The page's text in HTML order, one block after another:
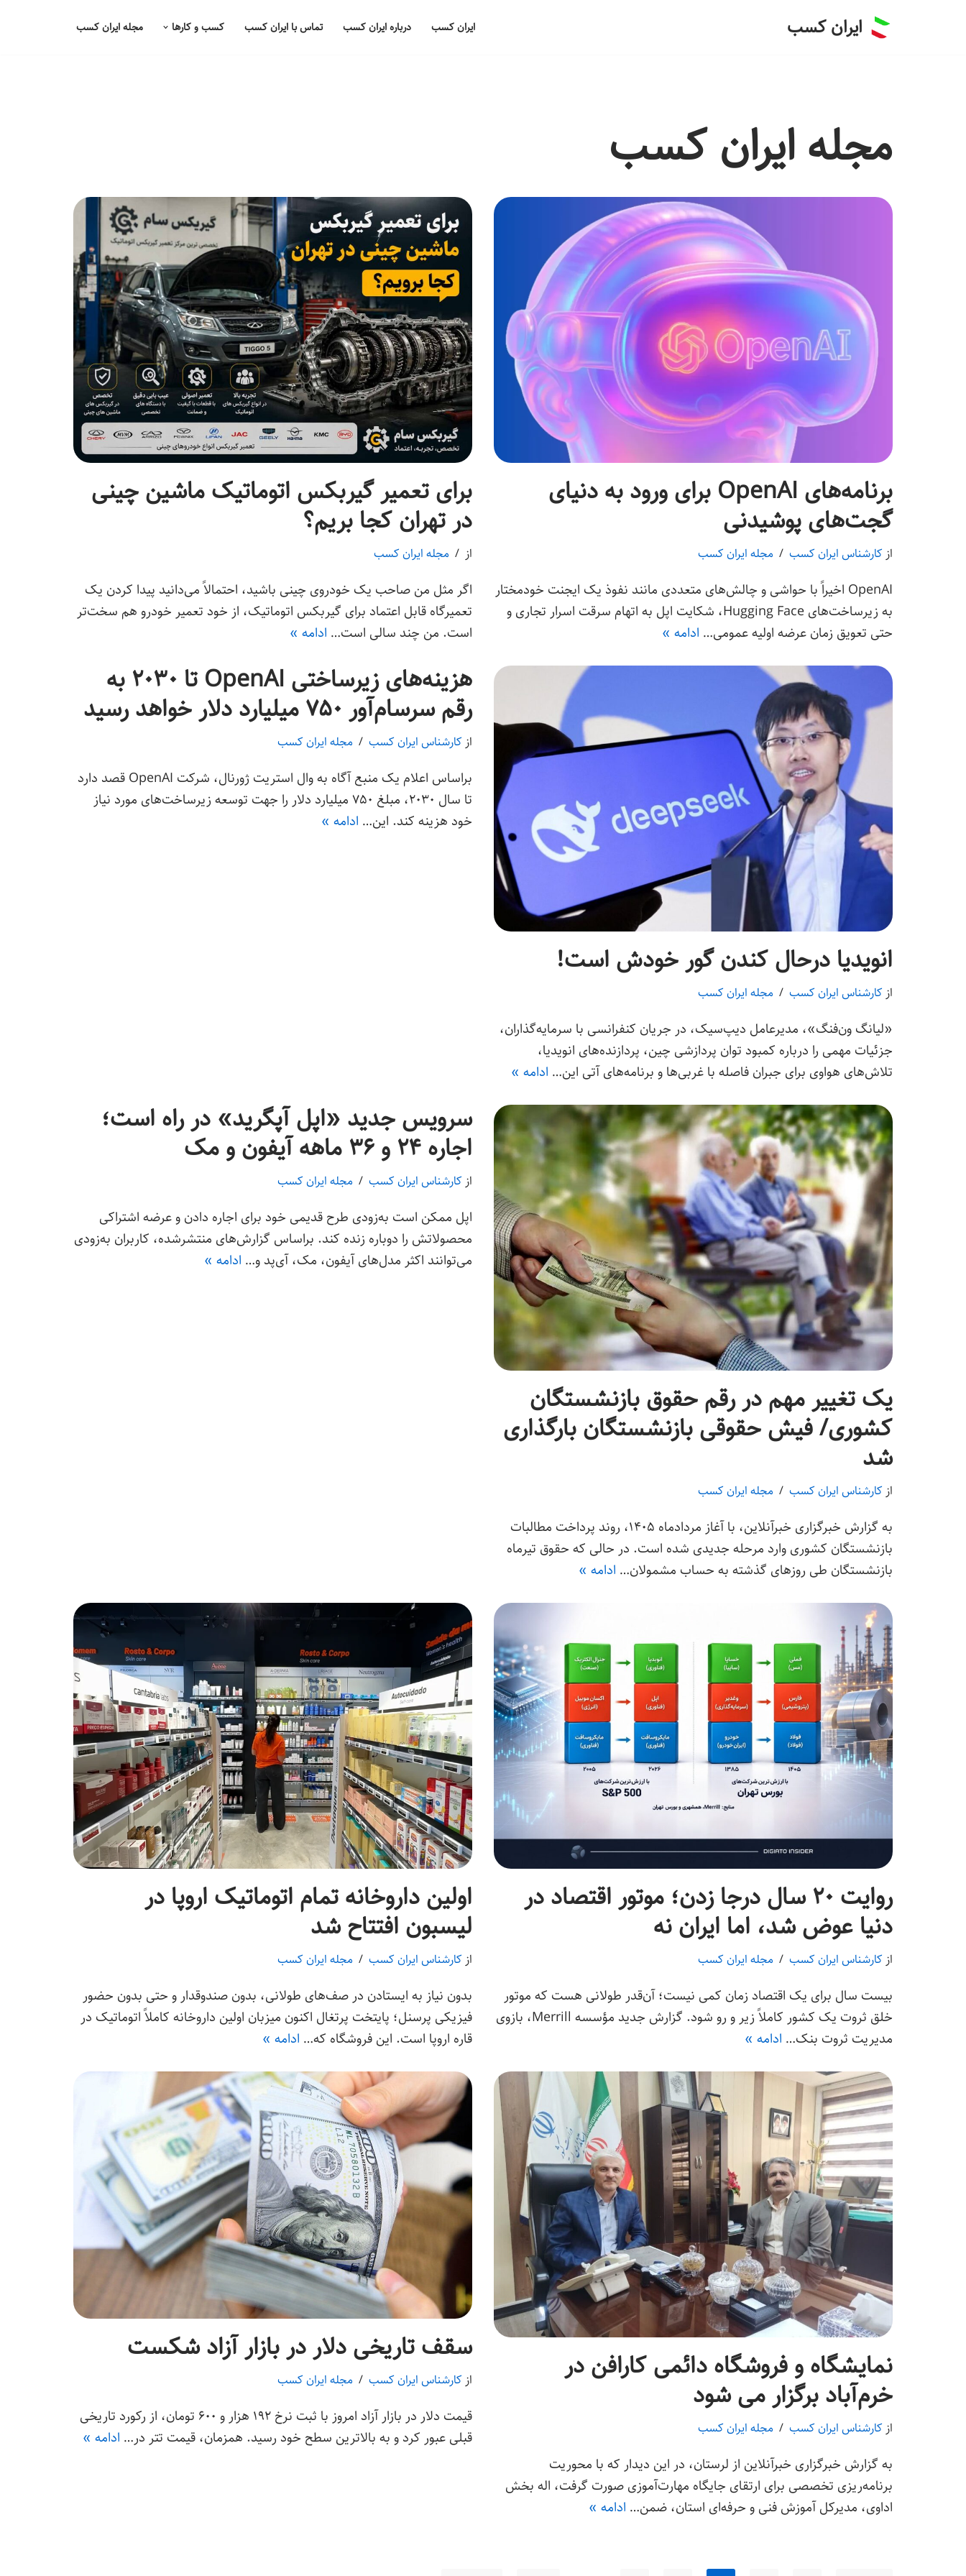
ایران کسب ایران کسب درباره ایران کسب تماس با ایران کسب کسب و کارها مجله ایران کسب
مجله ایران کسب
برنامه‌های OpenAI برای ورود به دنیای
گجت‌های پوشیدنی
از کارشناس ایران کسب مجله ایران کسب
OpenAI اخیراً با حواشی و چالش‌های متعددی مانند نفوذ یک ایجنت خودمختار
به زیرساخت‌های Hugging Face، شکایت اپل به اتهام سرقت اسرار تجاری و
حتی تعویق زمان عرضه اولیه عمومی… ادامه »
برای تعمیر گیربکس اتوماتیک ماشین چینی
در تهران کجا بریم؟
از مجله ایران کسب
اگر مثل من صاحب یک خودروی چینی باشید، احتمالاً می‌دانید پیدا کردن یک
تعمیرگاه قابل اعتماد برای گیربکس اتوماتیک، از خود تعمیر خودرو هم سخت‌تر
است. من چند سالی است… ادامه »
انویدیا درحال کندن گور خودش است!
از کارشناس ایران کسب مجله ایران کسب
«لیانگ ون‌فنگ»، مدیرعامل دیپ‌سیک، در جریان کنفرانسی با سرمایه‌گذاران،
جزئیات مهمی را درباره کمبود توان پردازشی چین، پردازنده‌های انویدیا،
تلاش‌های هواوی برای جبران فاصله با غربی‌ها و برنامه‌های آتی این… ادامه »
هزینه‌های زیرساختی OpenAI تا ۲۰۳۰ به
رقم سرسام‌آور ۷۵۰ میلیارد دلار خواهد رسید
از کارشناس ایران کسب مجله ایران کسب
براساس اعلام یک منبع آگاه به وال استریت ژورنال، شرکت OpenAI قصد دارد
تا سال ۲۰۳۰، مبلغ ۷۵۰ میلیارد دلار را جهت توسعه زیرساخت‌های مورد نیاز
خود هزینه کند. این… ادامه »
یک تغییر مهم در رقم حقوق بازنشستگان
کشوری/ فیش حقوقی بازنشستگان بارگذاری
شد
از کارشناس ایران کسب مجله ایران کسب
به گزارش خبرگزاری خبرآنلاین، با آغاز مردادماه ۱۴۰۵، روند پرداخت مطالبات
بازنشستگان کشوری وارد مرحله جدیدی شده است. در حالی که حقوق تیرماه
بازنشستگان طی روزهای گذشته به حساب مشمولان… ادامه »
سرویس جدید «اپل آپگرید» در راه است؛
اجاره ۲۴ و ۳۶ ماهه آیفون و مک
از کارشناس ایران کسب مجله ایران کسب
اپل ممکن است به‌زودی طرح قدیمی خود برای اجاره دادن و عرضه اشتراکی
محصولاتش را دوباره زنده کند. براساس گزارش‌های منتشرشده، کاربران به‌زودی
می‌توانند اکثر مدل‌های آیفون، مک، آی‌پد و… ادامه »
روایت ۲۰ سال درجا زدن؛ موتور اقتصاد در
دنیا عوض شد، اما ایران نه
از کارشناس ایران کسب مجله ایران کسب
بیست سال برای یک اقتصاد زمان کمی نیست؛ آن‌قدر طولانی هست که موتور
خلق ثروت یک کشور کاملاً زیر و رو شود. گزارش جدید مؤسسه Merrill، بازوی
مدیریت ثروت بنک… ادامه »
اولین داروخانه تمام اتوماتیک اروپا در
لیسبون افتتاح شد
از کارشناس ایران کسب مجله ایران کسب
بدون نیاز به ایستادن در صف‌های طولانی، بدون صندوقدار و حتی بدون حضور
فیزیکی پرسنل؛ پایتخت پرتغال اکنون میزبان اولین ‌داروخانه کاملاً اتوماتیک در
قاره اروپا است. این فروشگاه که… ادامه »
نمایشگاه و فروشگاه دائمی کارافن در
خرم‌آباد برگزار می شود
از کارشناس ایران کسب مجله ایران کسب
به گزارش خبرگزاری خبرآنلاین از لرستان، در این دیدار که با محوریت
برنامه‌ریزی تخصصی برای ارتقای جایگاه مهارت‌آموزی صورت گرفت، اله بخش
اداوی، مدیرکل آموزش فنی و حرفه‌ای استان، ضمن… ادامه »
سقف تاریخی دلار در بازار آزاد شکست
از کارشناس ایران کسب مجله ایران کسب
قیمت دلار در بازار آزاد امروز با ثبت نرخ ۱۹۲ هزار و ۶۰۰ تومان، از رکورد تاریخی
قبلی عبور کرد و به بالاترین سطح خود رسید. همزمان، قیمت تتر در… ادامه »